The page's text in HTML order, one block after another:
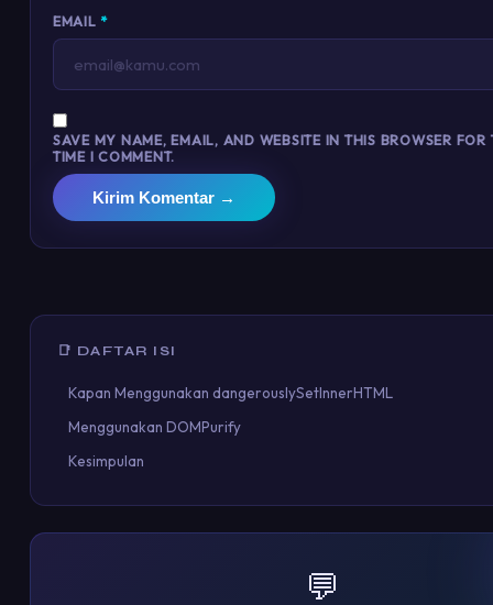
EMAIL *
SAVE MY NAME, EMAIL, AND WEBSITE IN THIS BROWSER FOR
TIME I COMMENT.
Kirim Komentar →
📑 DAFTAR ISI
Kapan Menggunakan dangerouslySetInnerHTML
Menggunakan DOMPurify
Kesimpulan
💬